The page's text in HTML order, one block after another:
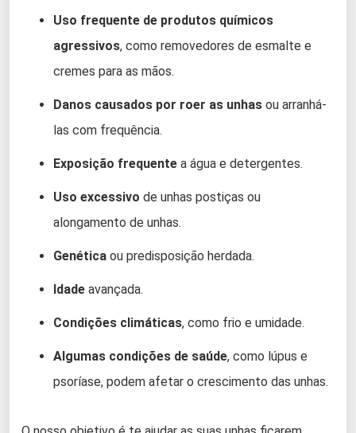
Uso frequente de produtos químicos
agressivos, como removedores de esmalte e
cremes para as mãos.
Danos causados por roer as unhas ou arranhá-
las com frequência.
Exposição frequente a água e detergentes.
Uso excessivo de unhas postiças ou
alongamento de unhas.
Genética ou predisposição herdada.
Idade avançada.
Condições climáticas, como frio e umidade.
Algumas condições de saúde, como lúpus e
psoríase, podem afetar o crescimento das unhas.